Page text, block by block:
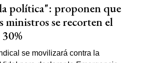
política": proponen que
ministros se recorten el